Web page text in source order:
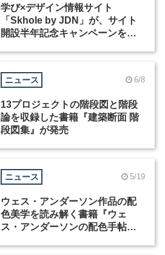
学び×デザイン情報サイト
「Skhole by JDN」が、サイト
開設半年記念キャンペーンを実
ニュース 6/8
13プロジェクトの階段図と階段
論を収録した書籍『建築断面 階
段図集』が発売
ニュース 5/19
ウェス・アンダーソン作品の配
色美学を読み解く書籍『ウェ
ス・アンダーソンの配色手帖』